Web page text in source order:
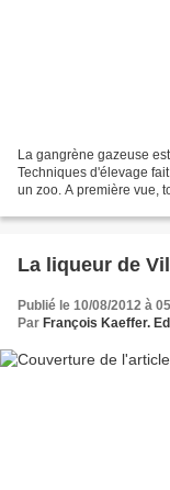
La gangrène gazeuse
Techniques d'élevage
un zoo. A première vue,
La liqueur de
Publié le 10/08/2012 à
Par François Kaeffer.